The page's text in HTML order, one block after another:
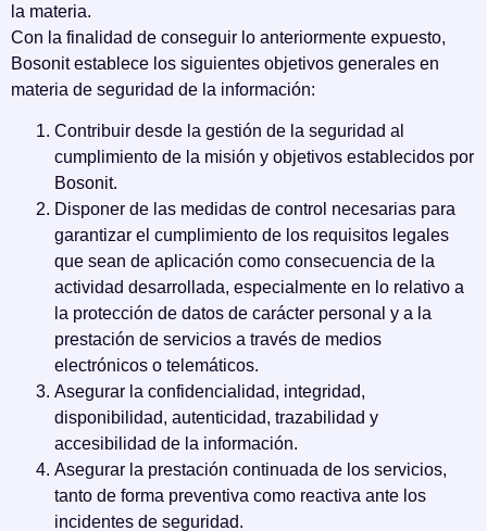
la materia.
Con la finalidad de conseguir lo anteriormente expuesto,
Bosonit establece los siguientes objetivos generales en
materia de seguridad de la información:
Contribuir desde la gestión de la seguridad al
cumplimiento de la misión y objetivos establecidos por
Bosonit.
Disponer de las medidas de control necesarias para
garantizar el cumplimiento de los requisitos legales
que sean de aplicación como consecuencia de la
actividad desarrollada, especialmente en lo relativo a
la protección de datos de carácter personal y a la
prestación de servicios a través de medios
electrónicos o telemáticos.
Asegurar la confidencialidad, integridad,
disponibilidad, autenticidad, trazabilidad y
accesibilidad de la información.
Asegurar la prestación continuada de los servicios,
tanto de forma preventiva como reactiva ante los
incidentes de seguridad.